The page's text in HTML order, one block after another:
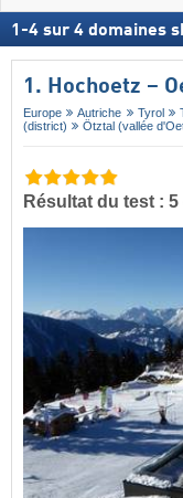
1 -4 sur 4 domaines
1. Hochoetz –
Europe Autriche Tyrol
(district)
Ötztal (vallée
Résultat du test :